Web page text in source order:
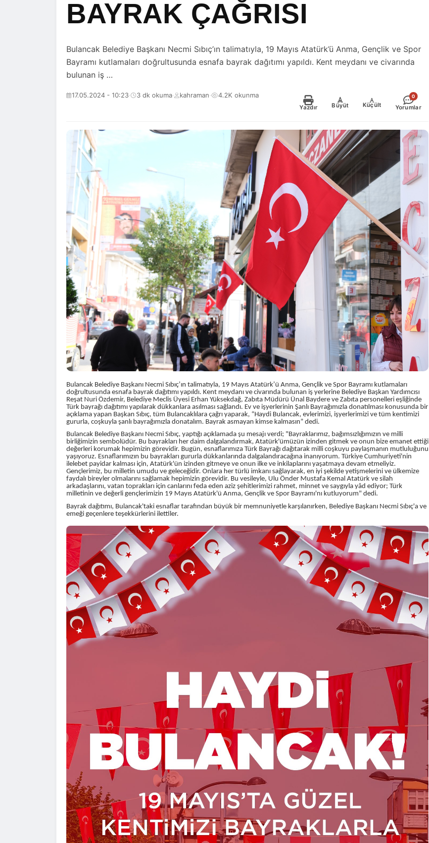
BAYRAK ÇAĞRISI
Bulancak Belediye Başkanı Necmi Sıbıç’ın talimatıyla, 19 Mayıs Atatürk’ü Anma, Gençlik ve Spor
Bayramı kutlamaları doğrultusunda esnafa bayrak dağıtımı yapıldı. Kent meydanı ve civarında
bulunan iş …
17.05.2024 - 10:23· 3 dk okuma· kahraman· 4.2K okunma
Yazdır
+
Büyüt
-
Küçült
0
Yorumlar
Bulancak Belediye Başkanı Necmi Sıbıç’ın talimatıyla, 19 Mayıs Atatürk’ü Anma, Gençlik ve Spor Bayramı kutlamaları
doğrultusunda esnafa bayrak dağıtımı yapıldı. Kent meydanı ve civarında bulunan iş yerlerine Belediye Başkan Yardımcısı
Reşat Nuri Özdemir, Belediye Meclis Üyesi Erhan Yüksekdağ, Zabıta Müdürü Ünal Baydere ve Zabıta personelleri eşliğinde
Türk bayrağı dağıtımı yapılarak dükkanlara asılması sağlandı. Ev ve işyerlerinin Şanlı Bayrağımızla donatılması konusunda bir
açıklama yapan Başkan Sıbıç, tüm Bulancaklılara çağrı yaparak, “Haydi Bulancak, evlerimizi, işyerlerimizi ve tüm kentimizi
gururla, coşkuyla şanlı bayrağımızla donatalım. Bayrak asmayan kimse kalmasın” dedi.
Bulancak Belediye Başkanı Necmi Sıbıç, yaptığı açıklamada şu mesajı verdi; "Bayraklarımız, bağımsızlığımızın ve milli
birliğimizin sembolüdür. Bu bayrakları her daim dalgalandırmak, Atatürk'ümüzün izinden gitmek ve onun bize emanet ettiği
değerleri korumak hepimizin görevidir. Bugün, esnaflarımıza Türk Bayrağı dağıtarak milli coşkuyu paylaşmanın mutluluğunu
yaşıyoruz. Esnaflarımızın bu bayrakları gururla dükkanlarında dalgalandıracağına inanıyorum. Türkiye Cumhuriyeti'nin
ilelebet payidar kalması için, Atatürk'ün izinden gitmeye ve onun ilke ve inkilaplarını yaşatmaya devam etmeliyiz.
Gençlerimiz, bu milletin umudu ve geleceğidir. Onlara her türlü imkanı sağlayarak, en iyi şekilde yetişmelerini ve ülkemize
faydalı bireyler olmalarını sağlamak hepimizin görevidir. Bu vesileyle, Ulu Önder Mustafa Kemal Atatürk ve silah
arkadaşlarını, vatan toprakları için canlarını feda eden aziz şehitlerimizi rahmet, minnet ve saygıyla yâd ediyor; Türk
milletinin ve değerli gençlerimizin 19 Mayıs Atatürk'ü Anma, Gençlik ve Spor Bayramı'nı kutluyorum" dedi.
Bayrak dağıtımı, Bulancak'taki esnaflar tarafından büyük bir memnuniyetle karşılanırken, Belediye Başkanı Necmi Sıbıç'a ve
emeği geçenlere teşekkürlerini ilettiler.
Hasan Çelik
2026-04-01 Şanlıurfa
Turhan Demir
2026-06-22 Aydındere
Mehmet Yılmaz
2026-03-28 Ankara